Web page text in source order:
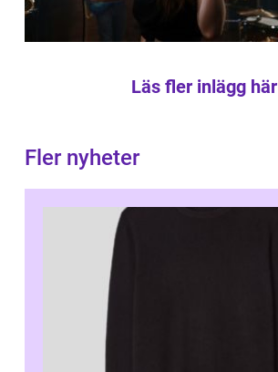
Läs fler inlägg här
Fler nyheter